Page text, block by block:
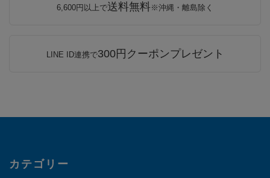
6,600円以上で送料無料※沖縄・離島除く
LINE ID連携で300円クーポンプレゼント
カテゴリー